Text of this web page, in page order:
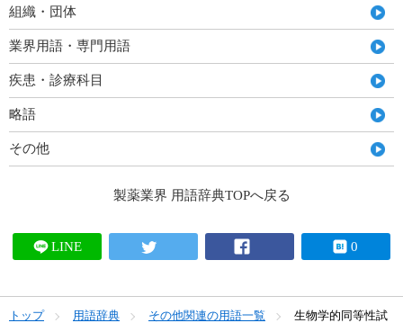
組織・団体
業界用語・専門用語
疾患・診療科目
略語
その他
製薬業界 用語辞典TOPへ戻る
LINE 0
トップ 用語辞典 その他関連の用語一覧
生物学的同等性試